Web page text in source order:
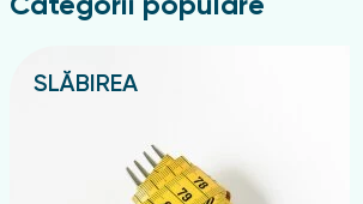
Categorii populare
SLĂBIREA